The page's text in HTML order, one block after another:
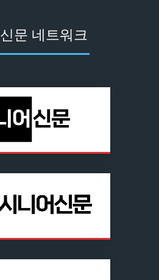
문 네트워크